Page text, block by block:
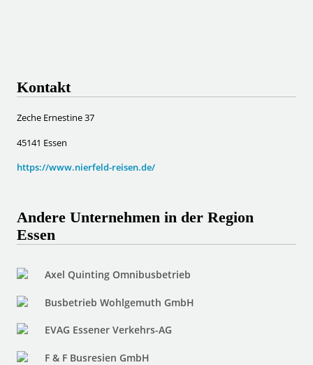
Kontakt
Zeche Ernestine 37
45141 Essen
https://www.nierfeld-reisen.de/
Andere Unternehmen in der Region
Essen
Axel Quinting Omnibusbetrieb
Busbetrieb Wohlgemuth GmbH
EVAG Essener Verkehrs-AG
F & F Busresien GmbH